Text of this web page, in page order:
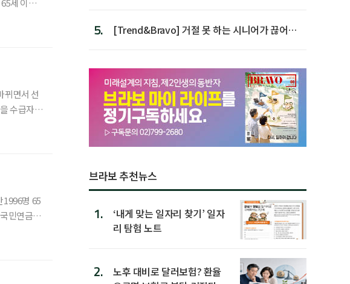
뀌면서 선
1996명 65
5.
[Trend&Bravo] 거절 못 하는 시니어가 끊어야
브라보 추천뉴스
1.
‘내게 맞는 일자리 찾기’ 일자
리 탐험 노트
2.
노후 대비로 달러보험? 환율